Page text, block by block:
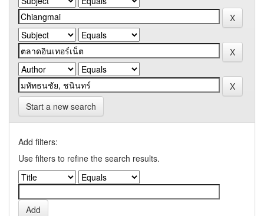
Start a new search
Add filters:
Use filters to refine the search results.